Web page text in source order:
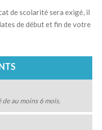
de scolarité sera exigé, il
de début et fin de votre
au moins 6 mois.